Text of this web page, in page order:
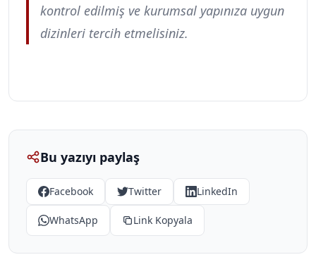
kontrol edilmiş ve kurumsal yapınıza uygun
dizinleri tercih etmelisiniz.
Bu yazıyı paylaş
Facebook Twitter LinkedIn
WhatsApp Link Kopyala